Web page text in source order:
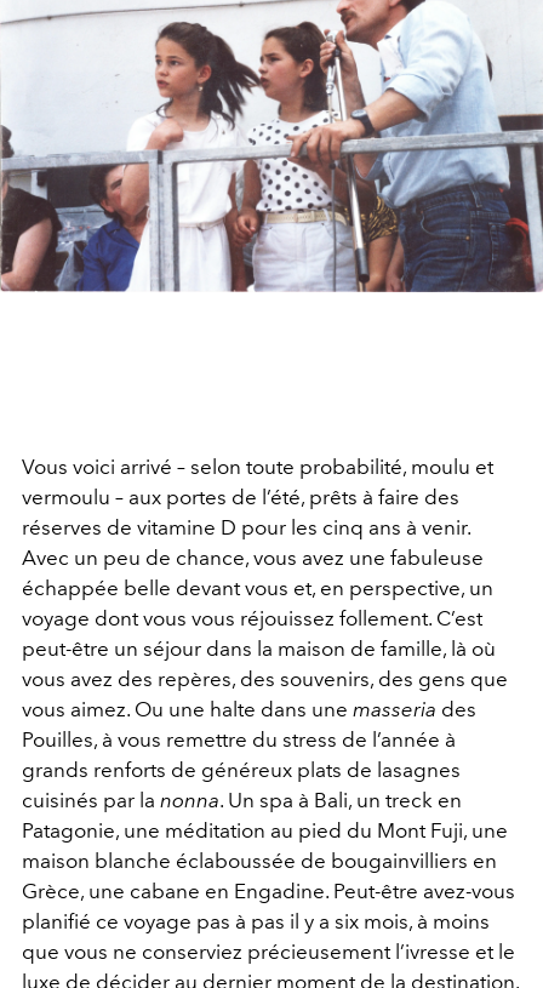
Vous voici arrivé – selon toute probabilité, moulu et
vermoulu – aux portes de l’été, prêts à faire des
réserves de vitamine D pour les cinq ans à venir.
Avec un peu de chance, vous avez une fabuleuse
échappée belle devant vous et, en perspective, un
voyage dont vous vous réjouissez follement. C’est
peut-être un séjour dans la maison de famille, là où
vous avez des repères, des souvenirs, des gens que
vous aimez. Ou une halte dans une masseria des
Pouilles, à vous remettre du stress de l’année à
grands renforts de généreux plats de lasagnes
cuisinés par la nonna. Un spa à Bali, un treck en
Patagonie, une méditation au pied du Mont Fuji, une
maison blanche éclaboussée de bougainvilliers en
Grèce, une cabane en Engadine. Peut-être avez-vous
planifié ce voyage pas à pas il y a six mois, à moins
que vous ne conserviez précieusement l’ivresse et le
luxe de décider au dernier moment de la destination.